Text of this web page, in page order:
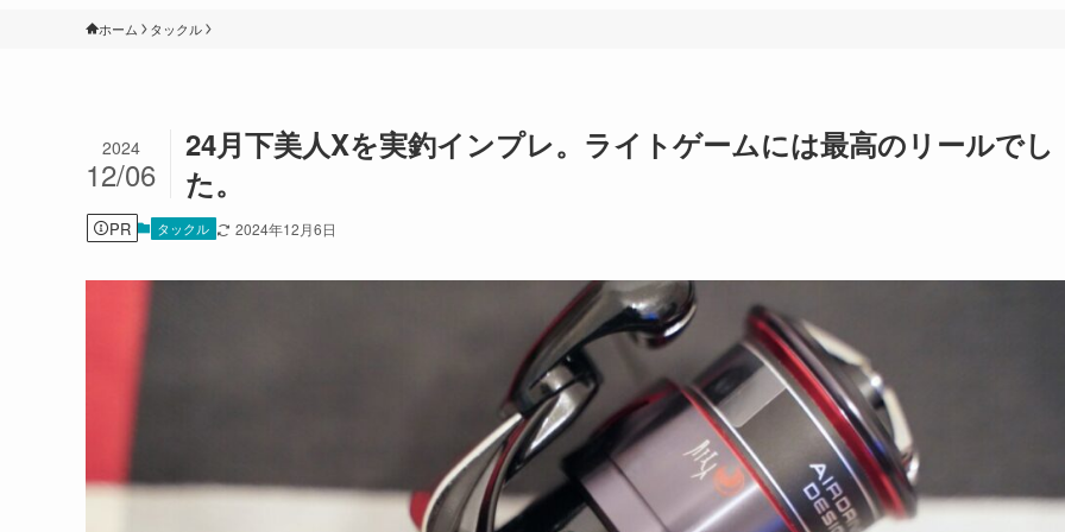
ホーム タックル
24月下美人Xを実釣インプレ。ライトゲームには最高のリールでし
た。
2024
12/06
PR タックル 2024年12月6日